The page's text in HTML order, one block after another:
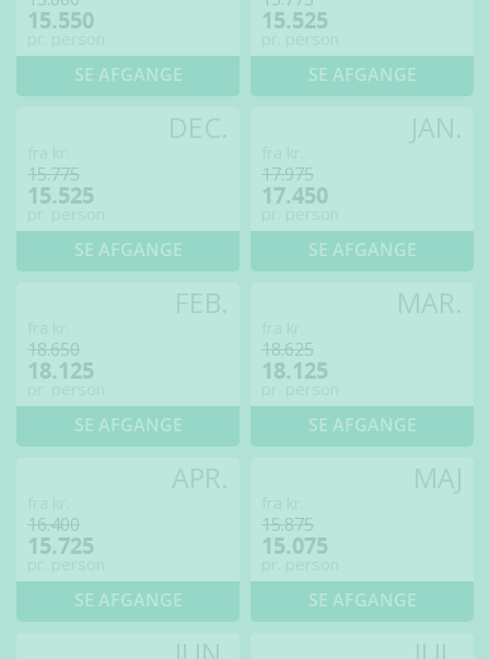
15.550
SE AFGANGE
15.525
SE AFGANGE
15.775
15.525
SE AFGANGE
17.975
17.450
SE AFGANGE
18.650
18.125
SE AFGANGE
18.625
18.125
SE AFGANGE
16.400
15.725
SE AFGANGE
15.875
15.075
SE AFGANGE